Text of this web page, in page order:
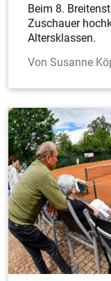
Beim 8.
Zuschauer
Altersklassen.
Susanne